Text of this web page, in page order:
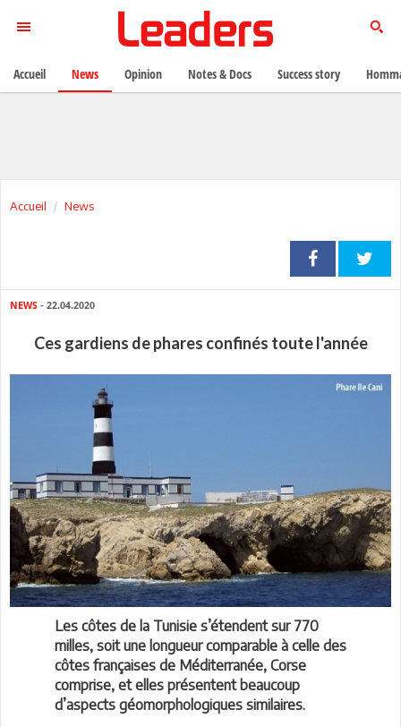
Accueil News
NEWS - 22.04.2020
Ces gardiens de phares confinés toute l'année
Les côtes de la Tunisie s’étendent sur 770
milles, soit une longueur comparable à celle des
côtes françaises de Méditerranée, Corse
comprise, et elles présentent beaucoup
d’aspects géomorphologiques similaires.
Accueil News Opinion Notes & Docs Success story